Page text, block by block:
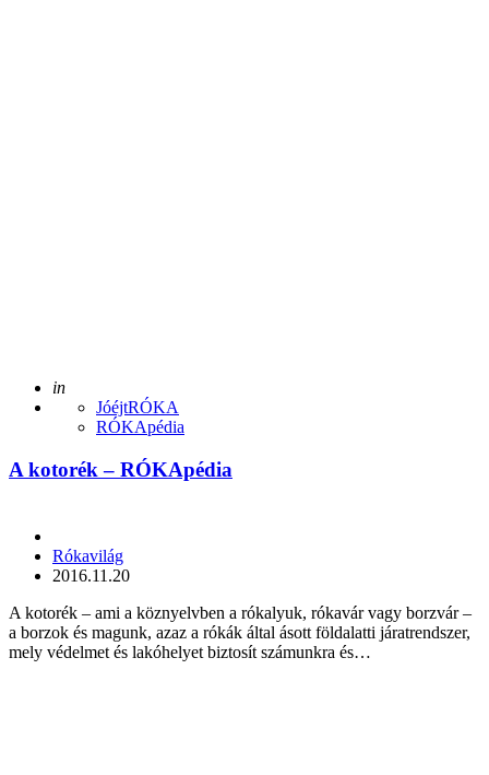
Posted
in
JóéjtRÓKA
RÓKApédia
A kotorék – RÓKApédia
Posted
by
Rókavilág
2016.11.20
A kotorék – ami a köznyelvben a rókalyuk, rókavár vagy borzvár –
a borzok és magunk, azaz a rókák által ásott földalatti járatrendszer,
mely védelmet és lakóhelyet biztosít számunkra és…